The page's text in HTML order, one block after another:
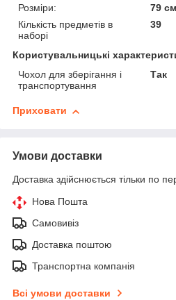
Розміри:
79
Кількість предметів в
наборі
39
Користувальницькі
Чохол для зберігання і
транспортування
Так
Приховати
Умови доставки
Доставка здійснюється тільки по
Нова Пошта
Самовивіз
Доставка поштою
Транспортна компанія
Всі умови доставки